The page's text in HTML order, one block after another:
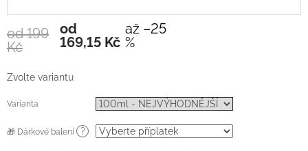
od 199
Kč
až –25
%
od
169,15 Kč Měrná
cena:
Zvolte variantu
Varianta
🎁 Dárkové balení ?